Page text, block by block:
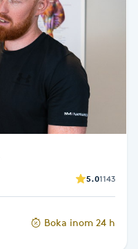
5.01143
Boka inom 24 h